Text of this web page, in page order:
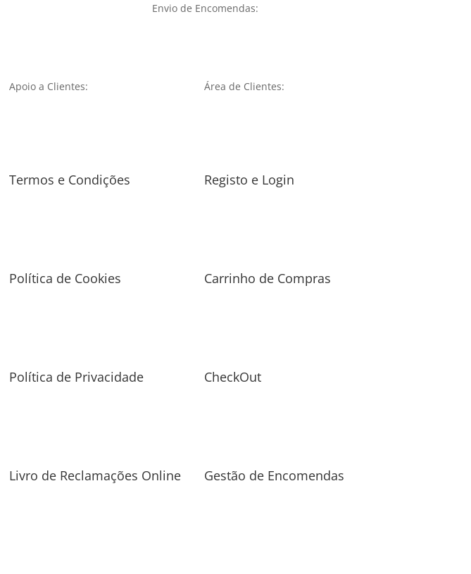
Envio de Encomendas:
Apoio a Clientes:
Termos e Condições
Política de Cookies
Política de Privacidade
Livro de Reclamações Online
Área de Clientes:
Registo e Login
Carrinho de Compras
CheckOut
Gestão de Encomendas